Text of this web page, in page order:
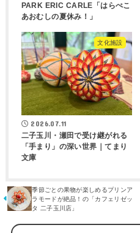
PARK ERIC CARLE「はらぺこ
あおむしの夏休み！」
文化施設
2026.07.11
二子玉川・瀬田で受け継がれる
「手まり」の深い世界｜てまり
文庫
季節ごとの果物が楽しめるプリンア
ラモードが絶品！の「カフェリゼッ
タ 二子玉川店」